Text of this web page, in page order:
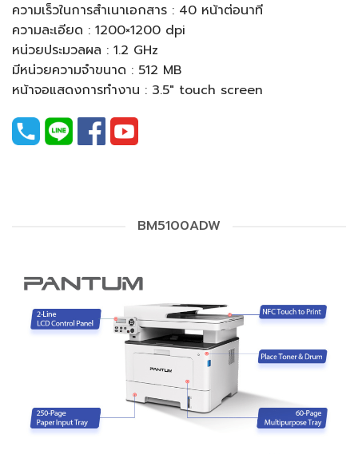
ความเร็วในการสำเนาเอกสาร : 40 หน้าต่อนาที
ความละเอียด : 1200×1200 dpi
หน่วยประมวลผล : 1.2 GHz
มีหน่วยความจำขนาด : 512 MB
หน้าจอแสดงการทำงาน : 3.5″ touch screen
BM5100ADW